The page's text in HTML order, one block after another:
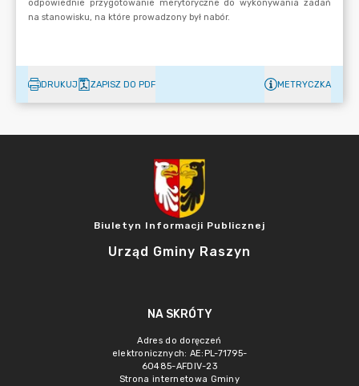
DRUKUJ ZAPISZ DO PDF METRYCZKA
Biuletyn Informacji Publicznej
Urząd Gminy Raszyn
NA SKRÓTY
Adres do doręczeń
elektronicznych: AE:PL-71795-
60485-AFDIV-23
Strona internetowa Gminy